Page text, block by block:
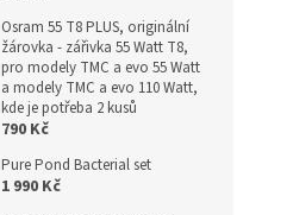
Osram 55 T8 PLUS, originální
žárovka - zářivka 55 Watt T8,
pro modely TMC a evo 55 Watt
a modely TMC a evo 110 Watt,
kde je potřeba 2 kusů
790 Kč
Pure Pond Bacterial set
1 990 Kč